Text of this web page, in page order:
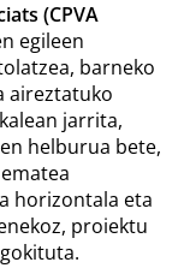
(CPVA
egileen
barneko
aireztatuko
jarrita,
helburua bete,
horizontala eta
proiektu